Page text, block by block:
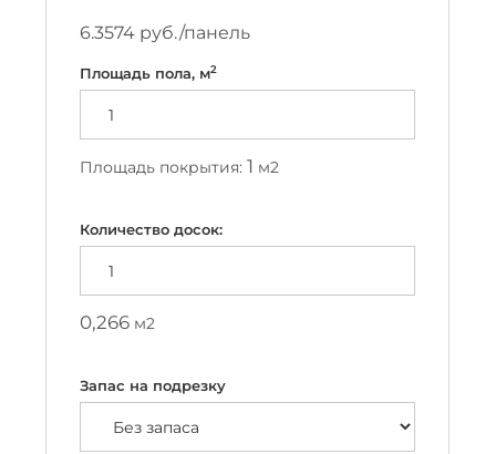
6.3574 руб./панель
Площадь пола, м2
Площадь покрытия:1 м2
Количество досок:
0,266 м2
Запас на подрезку